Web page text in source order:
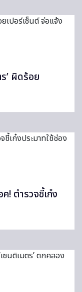
’ ผิดร้อย
! ตำรวจชี้เก๋ง